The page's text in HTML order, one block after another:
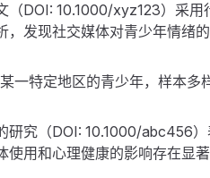
（DOI: 10.1000/xyz123）采用
，发现社交媒体对青少年情绪
一特定地区的青少年，样本多
研究（DOI: 10.1000/abc456
使用和心理健康的影响存在显